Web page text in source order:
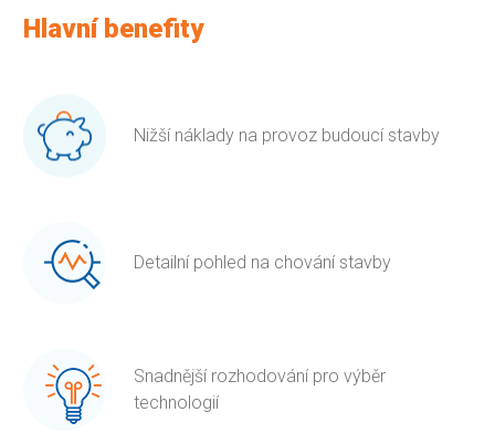
Hlavní benefity
Nižší náklady na provoz budoucí stavby
Detailní pohled na chování stavby
Snadnější rozhodování pro výběr
technologií